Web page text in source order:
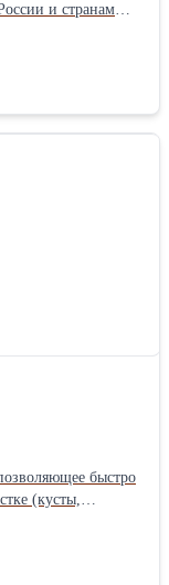
и странам
запчастей и
услуги по
Установка
и в нашем
Вы можете
«ПП Дизельмаш»
Основное
имеет
дизелей в
быстро
(кусты,
так и сзади